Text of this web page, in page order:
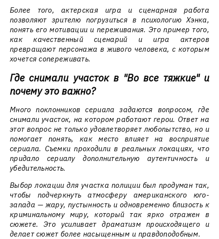
Более того, актерская игра и сценарная работа
позволяют зрителю погрузиться в психологию Хэнка,
понять его мотивации и переживания. Это пример того,
как качественный сценарий и игра актеров
превращают персонажа в живого человека, с которым
хочется сопереживать.
Где снимали участок в "Во все тяжкие" и
почему это важно?
Много поклонников сериала задаются вопросом, где
снимали участок, на котором работают герои. Ответ на
этот вопрос не только удовлетворяет любопытство, но и
помогает понять, как место влияет на восприятие
сериала. Съемки проходили в реальных локациях, что
придало сериалу дополнительную аутентичность и
убедительность.
Выбор локации для участка полиции был продуман так,
чтобы подчеркнуть атмосферу американского юго-
запада — жару, пустынность и одновременно близость к
криминальному миру, который так ярко отражен в
сюжете. Это усиливает драматизм происходящего и
делает сюжет более насыщенным и правдоподобным.